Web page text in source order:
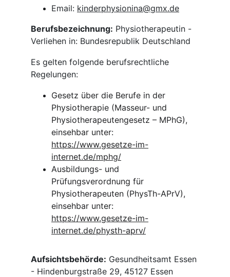
Email: kinderphysionina@gmx.de
Berufsbezeichnung: Physiotherapeutin -
Verliehen in: Bundesrepublik Deutschland
Es gelten folgende berufsrechtliche
Regelungen:
Gesetz über die Berufe in der
Physiotherapie (Masseur- und
Physiotherapeutengesetz – MPhG),
einsehbar unter:
https://www.gesetze-im-
internet.de/mphg/
Ausbildungs- und
Prüfungsverordnung für
Physiotherapeuten (PhysTh-APrV),
einsehbar unter:
https://www.gesetze-im-
internet.de/physth-aprv/
Aufsichtsbehörde: Gesundheitsamt Essen
- Hindenburgstraße 29, 45127 Essen